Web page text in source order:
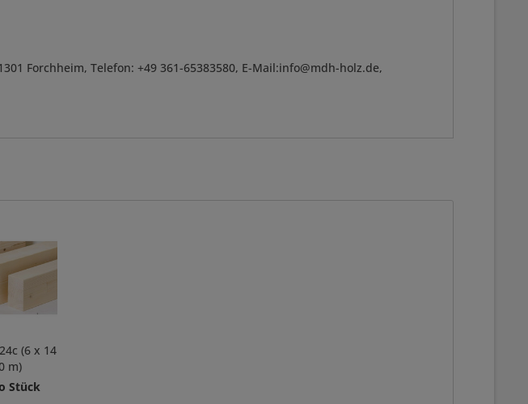
Forchheim, Telefon: +49 361-65383580, E-Mail:info@mdh-holz.de,
(6 x 14
m)
Stück